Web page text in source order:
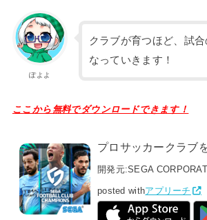
ぽよよ
クラブが育つほど、試合
なっていきます！
ここから無料でダウンロードできます！
プロサッカークラブ
開発元:SEGA
posted withアプリーチ